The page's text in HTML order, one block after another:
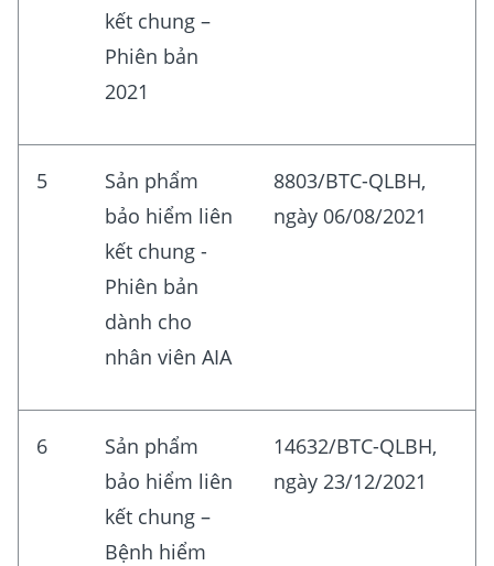
kết chung –
Phiên bản
2021
5
Sản phẩm
bảo hiểm liên
kết chung -
Phiên bản
dành cho
nhân viên AIA
8803/BTC-QLBH,
ngày 06/08/2021
6
Sản phẩm
bảo hiểm liên
kết chung –
Bệnh hiểm
14632/BTC-QLBH,
ngày 23/12/2021